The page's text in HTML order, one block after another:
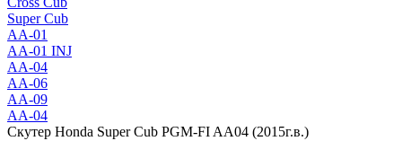
Super Cub
AA-01
AA-01 INJ
AA-04
AA-06
AA-09
AA-04
Скутер Honda Super Cub PGM-FI AA04 (2015г.в.)